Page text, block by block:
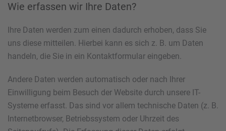
Wie erfassen wir Ihre Daten?
Ihre Daten werden zum einen dadurch erhoben, dass Sie
uns diese mitteilen. Hierbei kann es sich z. B. um Daten
handeln, die Sie in ein Kontaktformular eingeben.
Andere Daten werden automatisch oder nach Ihrer
Einwilligung beim Besuch der Website durch unsere IT-
Systeme erfasst. Das sind vor allem technische Daten (z. B.
Internetbrowser, Betriebssystem oder Uhrzeit des